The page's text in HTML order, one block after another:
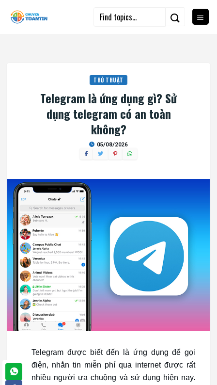
THỦ THUẬT
Telegram là ứng dụng gì? Sử
dụng telegram có an toàn
không?
05/08/2026
Telegram được biết đến là ứng dụng để gọi
điện, nhắn tin miễn phí qua internet được rất
nhiều người ưa chuộng và sử dụng hiện nay.